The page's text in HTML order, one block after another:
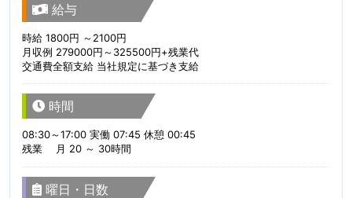
給与
時給 1800円 ～2100円
月収例 279000円～325500円+残業代
交通費全額支給 当社規定に基づき支給
時間
08:30～17:00 実働 07:45 休憩 00:45
残業 月 20 ～ 30時間
曜日・日数